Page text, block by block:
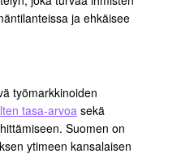
ja ehkäisee
työmarkkinoiden
tasa-arvoa sekä
Suomen on
ytimeen kansalaisen